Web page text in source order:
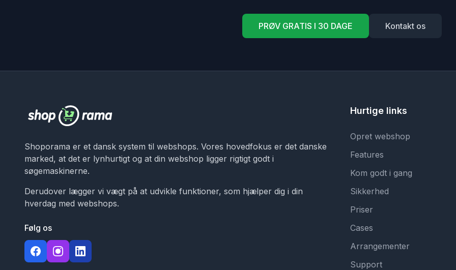
PRØV GRATIS I 30 DAGE Kontakt os
Shoporama er et dansk system til webshops. Vores hovedfokus er det danske
marked, at det er lynhurtigt og at din webshop ligger rigtigt godt i
søgemaskinerne.
Derudover lægger vi vægt på at udvikle funktioner, som hjælper dig i din
hverdag med webshops.
Følg os
Hurtige links
Opret webshop
Features
Kom godt i gang
Sikkerhed
Priser
Cases
Arrangementer
Support